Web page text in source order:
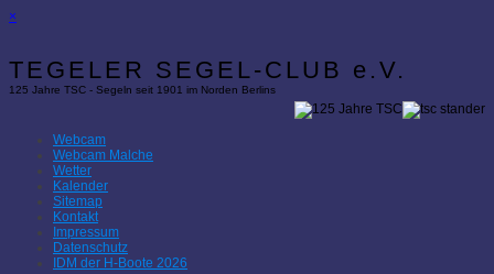
×
TEGELER SEGEL-CLUB e.V.
125 Jahre TSC - Segeln seit 1901 im Norden Berlins
Webcam
Webcam Malche
Wetter
Kalender
Sitemap
Kontakt
Impressum
Datenschutz
IDM der H-Boote 2026